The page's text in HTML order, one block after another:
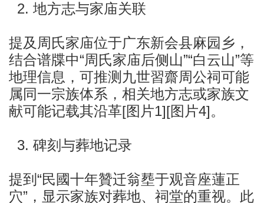
2. 地方志与家庙关联
提及周氏家庙位于广东新会县麻园乡，
结合谱牒中“周氏家庙后侧山”“白云山”等
地理信息，可推测九世習齋周公祠可能
属同一宗族体系，相关地方志或家族文
献可能记载其沿革[图片1][图片4]。
3. 碑刻与葬地记录
提到“民國十年贊迁翁塟于观音座蓮正
穴”，显示家族对葬地、祠堂的重视。此